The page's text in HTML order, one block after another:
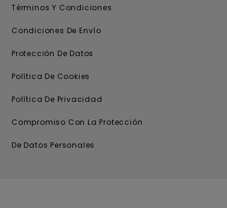
Términos Y Condiciones
Condiciones De Envío
Protección De Datos
Política De Cookies
Política De Privacidad
Compromiso Con La Protección
De Datos Personales